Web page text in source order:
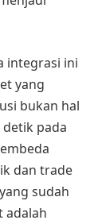
integrasi ini
yang
bukan hal
pada
dan trade
sudah
adalah